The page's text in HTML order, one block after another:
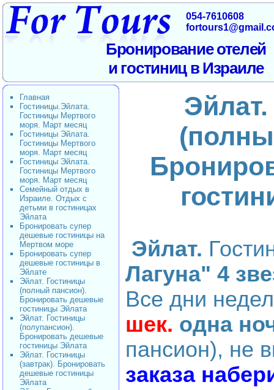
054-7610608
Бронирование отелей
и гостиниц в Израиле
Главная
Гостиницы.Эйлата.
Гостиницы Мертвого
моря. Март месяц
Гостиницы Эйлата.
Гостиницы Мертвого
моря. Март месяц
Гостиницы Эйлата.
Гостиницы Мертвого
моря. Март месяц
Семейный отдых в
Израиле. Отдых с
детьми в гостиницах
Эйлата
Бронировать супер
дешевые гостиницы на
Мертвом море
Бронировать супер
дешевые гостиницы в
Эйлате
Эйлат. Гостиницы
(полный пансион).
Бронировать дешевые
гостиницы Эйлата
Эйлат. Гостиницы
(полупансион).
Бронировать дешевые
гостиницы Эйлата
Эйлат. Гостиницы
(завтрак). Бронировать
дешевые гостиницы
Эйлата
Эйлат.
Лагуна" 4
Все дни
шек. одна
пансион), не
заказа